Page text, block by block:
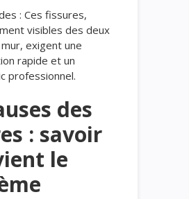
: Ces fissures,
visibles des deux
exigent une
rapide et un
professionnel.
des
: savoir
le